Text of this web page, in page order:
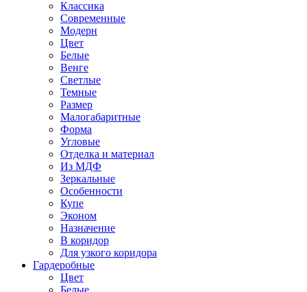
Классика
Современные
Модерн
Цвет
Белые
Венге
Светлые
Темные
Размер
Малогабаритные
Форма
Угловые
Отделка и материал
Из МДФ
Зеркальные
Особенности
Купе
Эконом
Назначение
В коридор
Для узкого коридора
Гардеробные
Цвет
Белые